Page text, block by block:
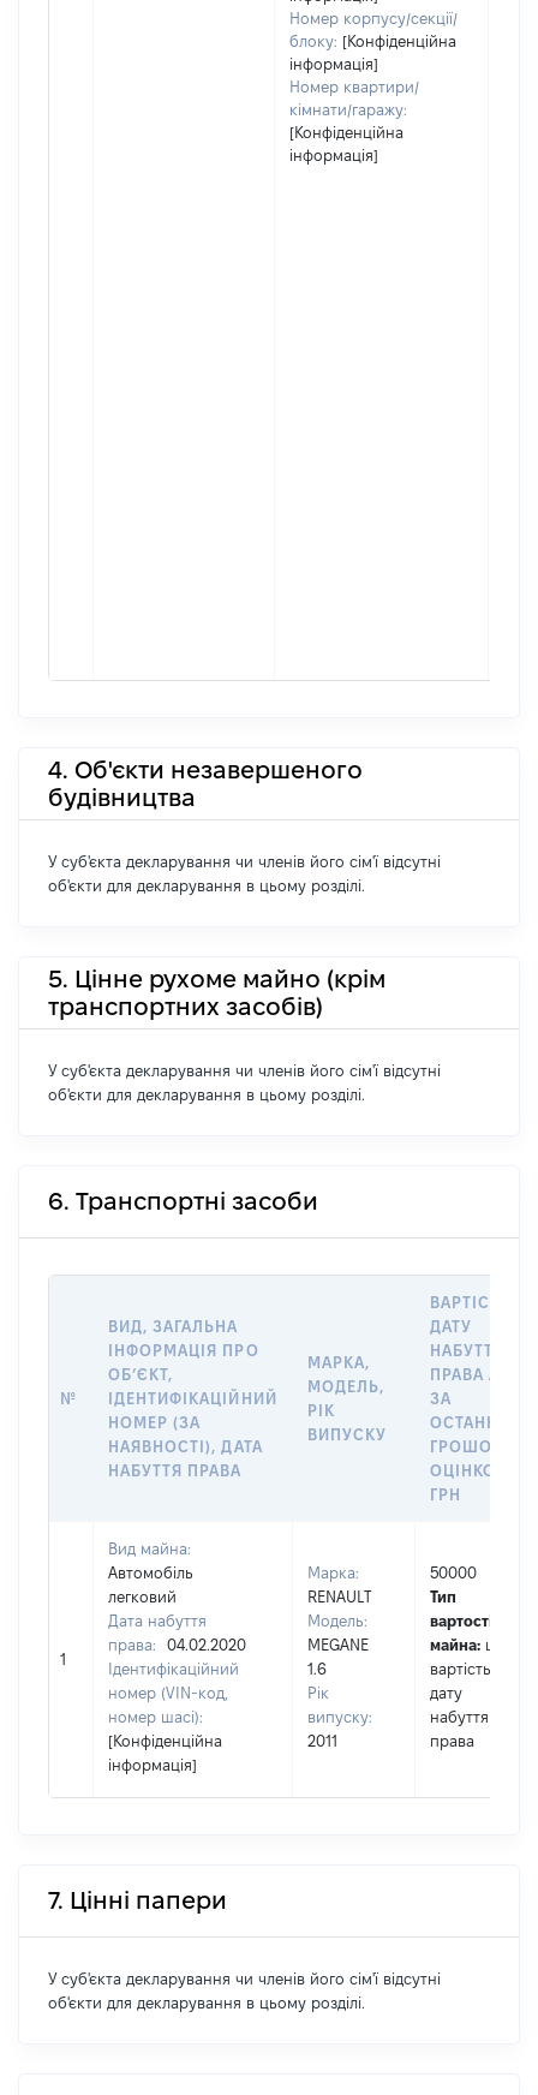
Номер корпусу/секції/
блоку: [Конфіденційна
інформація]
Номер квартири/
кімнати/гаражу:
[Конфіденційна
інформація]
4. Об'єкти незавершеного
будівництва
У суб'єкта декларування чи членів його сім'ї відсутні
об'єкти для декларування в цьому розділі.
5. Цінне рухоме майно (крім
транспортних засобів)
У суб'єкта декларування чи членів його сім'ї відсутні
об'єкти для декларування в цьому розділі.
6. Транспортні засоби
№
ВИД, ЗАГАЛЬНА
ІНФОРМАЦІЯ ПРО
ОБʼЄКТ,
ІДЕНТИФІКАЦІЙНИЙ
НОМЕР (ЗА
НАЯВНОСТІ), ДАТА
НАБУТТЯ ПРАВА
МАРКА,
МОДЕЛЬ,
РІК
ВИПУСКУ
ВАРТІСТЬ НА
ДАТУ
НАБУТТЯ
ПРАВА АБО
ЗА
ГРОШОВОЮ
ОЦІНКОЮ,
ГРН
1
Вид майна:
Автомобіль
легковий
Дата набуття
права:
04.02.2020
Ідентифікаційний
номер (VIN-код,
номер шасі):
[Конфіденційна
інформація]
Марка:
RENAULT
Модель:
MEGANE
1.6
Рік
випуску:
2011
50000
Тип
вартості
майна: це
вартість на
дату
набуття
права
7. Цінні папери
У суб'єкта декларування чи членів його сім'ї відсутні
об'єкти для декларування в цьому розділі.